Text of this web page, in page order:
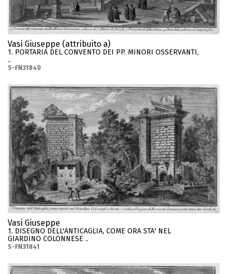
Vasi Giuseppe (attribuito a)
1. PORTARIA DEL CONVENTO DEI PP. MINORI OSSERVANTI,
..
S-FN31840
Vasi Giuseppe
1. DISEGNO DELL'ANTICAGLIA, COME ORA STA' NEL
GIARDINO COLONNESE ..
S-FN31841